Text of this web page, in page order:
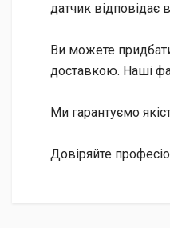
датчик відповідає
Ви можете
доставкою. Наші
Ми гарантуємо
Довіряйте